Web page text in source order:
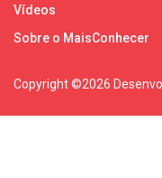
Vídeos
Sobre o MaisConhecer
Copyright ©2026